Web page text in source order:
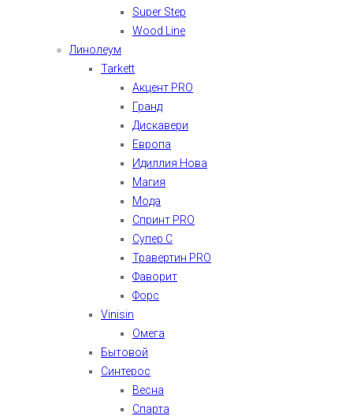
Super Step
Wood Line
Линолеум
Tarkett
Акцент PRO
Гранд
Дискавери
Европа
Идиллия Нова
Магия
Мода
Спринт PRO
Супер С
Травертин PRO
Фаворит
Форс
Vinisin
Омега
Бытовой
Синтерос
Весна
Спарта